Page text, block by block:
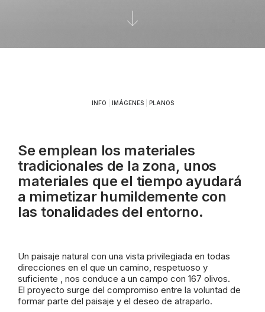
INFO IMÁGENES| PLANOS
Se emplean los materiales
tradicionales de la zona, unos
materiales que el tiempo ayudará
a mimetizar humildemente con
las tonalidades del entorno.
Un paisaje natural con una vista privilegiada en todas
direcciones en el que un camino, respetuoso y
suficiente , nos conduce a un campo con 167 olivos.
El proyecto surge del compromiso entre la voluntad de
formar parte del paisaje y el deseo de atraparlo.